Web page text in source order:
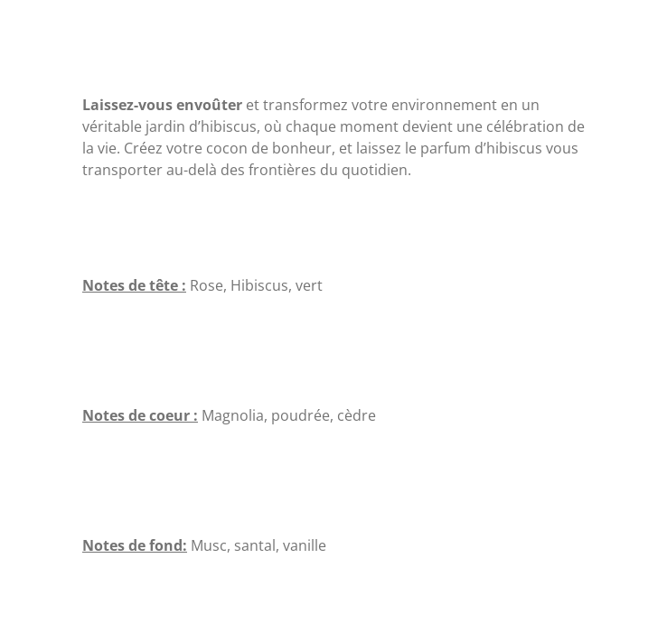
Laissez-vous envoûter et transformez votre environnement en un
véritable jardin d’hibiscus, où chaque moment devient une célébration de
la vie. Créez votre cocon de bonheur, et laissez le parfum d’hibiscus vous
transporter au-delà des frontières du quotidien.
Notes de tête : Rose, Hibiscus, vert
Notes de coeur : Magnolia, poudrée, cèdre
Notes de fond: Musc, santal, vanille